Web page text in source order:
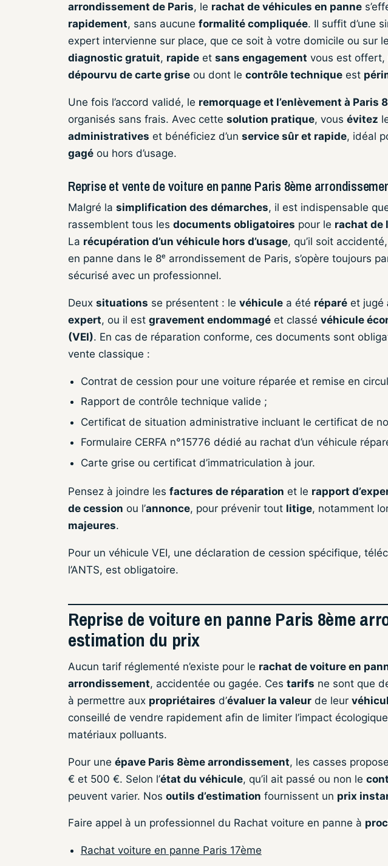
arrondissement de Paris, le rachat de véhicules en panne
rapidement, sans aucune formalité compliquée. Il suffit d’une
expert intervienne sur place, que ce soit à votre domicile ou sur
diagnostic gratuit, rapide et sans engagement vous est offert,
dépourvu de carte grise ou dont le contrôle technique est
Une fois l’accord validé, le remorquage et l’enlèvement à Paris
organisés sans frais. Avec cette solution pratique, vous évitez
administratives et bénéficiez d’un service sûr et rapide, idéal
gagé ou hors d’usage.
Reprise et vente de voiture en panne Paris 8ème
Malgré la simplification des démarches, il est indispensable
rassemblent tous les documents obligatoires pour le rachat de
La récupération d’un véhicule hors d’usage, qu’il soit
en panne dans le 8ᵉ arrondissement de Paris, s’opère toujours
sécurisé avec un professionnel.
Deux situations se présentent : le véhicule a été réparé et jugé
expert, ou il est gravement endommagé et classé véhicule
(VEI). En cas de réparation conforme, ces documents sont
vente classique :
Contrat de cession pour une voiture réparée et remise en
Rapport de contrôle technique valide ;
Certificat de situation administrative incluant le certificat de
Formulaire CERFA n°15776 dédié au rachat d’un véhicule
Carte grise ou certificat d’immatriculation à jour.
Pensez à joindre les factures de réparation et le rapport
de cession ou l’annonce, pour prévenir tout litige, notamment
majeures.
Pour un véhicule VEI, une déclaration de cession spécifique,
l’ANTS, est obligatoire.
Reprise de voiture en panne Paris 8ème
estimation du prix
Aucun tarif réglementé n’existe pour le rachat de voiture en
arrondissement, accidentée ou gagée. Ces tarifs ne sont que
à permettre aux propriétaires d’évaluer la valeur de leur
conseillé de vendre rapidement afin de limiter l’impact
matériaux polluants.
Pour une épave Paris 8ème arrondissement, les casses
€ et 500 €. Selon l’état du véhicule, qu’il ait passé ou non le
peuvent varier. Nos outils d’estimation fournissent un prix
Faire appel à un professionnel du Rachat voiture en panne à
Rachat voiture en panne Paris 17ème